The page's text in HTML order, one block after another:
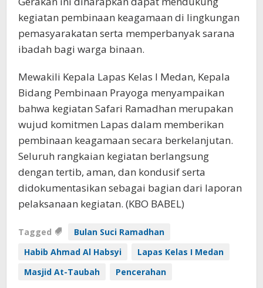
kegiatan pembinaan keagamaan di lingkungan
pemasyarakatan serta memperbanyak sarana
ibadah bagi warga binaan.
Mewakili Kepala Lapas Kelas I Medan, Kepala
Bidang Pembinaan Prayoga menyampaikan
bahwa kegiatan Safari Ramadhan merupakan
wujud komitmen Lapas dalam memberikan
pembinaan keagamaan secara berkelanjutan.
Seluruh rangkaian kegiatan berlangsung
dengan tertib, aman, dan kondusif serta
didokumentasikan sebagai bagian dari laporan
pelaksanaan kegiatan. (KBO BABEL)
Tagged
Bulan Suci Ramadhan
Habib Ahmad Al Habsyi
Lapas Kelas I Medan
Masjid At-Taubah
Pencerahan